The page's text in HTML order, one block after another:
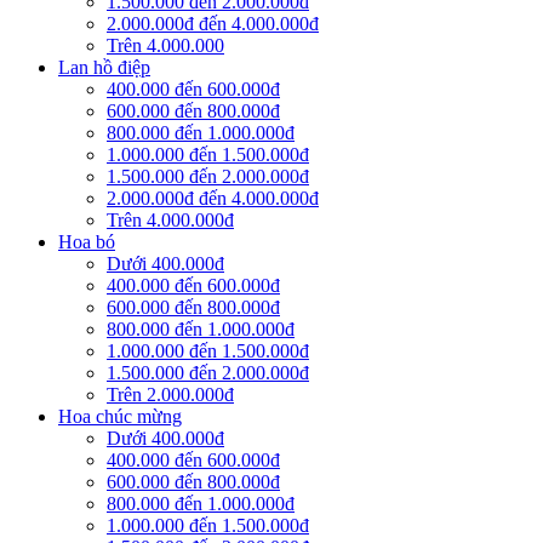
2.000.000đ đến 4.000.000đ
Trên 4.000.000
Lan hồ điệp
400.000 đến 600.000đ
600.000 đến 800.000đ
800.000 đến 1.000.000đ
1.000.000 đến 1.500.000đ
1.500.000 đến 2.000.000đ
2.000.000đ đến 4.000.000đ
Trên 4.000.000đ
Hoa bó
Dưới 400.000đ
400.000 đến 600.000đ
600.000 đến 800.000đ
800.000 đến 1.000.000đ
1.000.000 đến 1.500.000đ
1.500.000 đến 2.000.000đ
Trên 2.000.000đ
Hoa chúc mừng
Dưới 400.000đ
400.000 đến 600.000đ
600.000 đến 800.000đ
800.000 đến 1.000.000đ
1.000.000 đến 1.500.000đ